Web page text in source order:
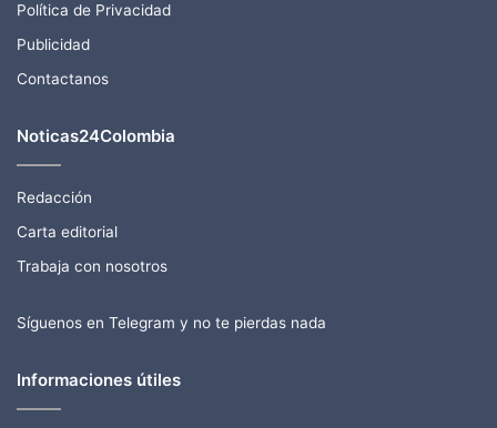
Política de Privacidad
Publicidad
Contactanos
Noticas24Colombia
Redacción
Carta editorial
Trabaja con nosotros
Síguenos en Telegram y no te pierdas nada
Informaciones útiles